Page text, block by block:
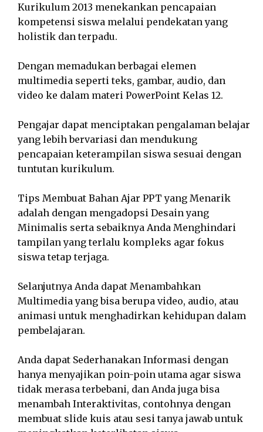
Kurikulum 2013 menekankan pencapaian
kompetensi siswa melalui pendekatan yang
holistik dan terpadu.
Dengan memadukan berbagai elemen
multimedia seperti teks, gambar, audio, dan
video ke dalam materi PowerPoint Kelas 12.
Pengajar dapat menciptakan pengalaman belajar
yang lebih bervariasi dan mendukung
pencapaian keterampilan siswa sesuai dengan
tuntutan kurikulum.
Tips Membuat Bahan Ajar PPT yang Menarik
adalah dengan mengadopsi Desain yang
Minimalis serta sebaiknya Anda Menghindari
tampilan yang terlalu kompleks agar fokus
siswa tetap terjaga.
Selanjutnya Anda dapat Menambahkan
Multimedia yang bisa berupa video, audio, atau
animasi untuk menghadirkan kehidupan dalam
pembelajaran.
Anda dapat Sederhanakan Informasi dengan
hanya menyajikan poin-poin utama agar siswa
tidak merasa terbebani, dan Anda juga bisa
menambah Interaktivitas, contohnya dengan
membuat slide kuis atau sesi tanya jawab untuk